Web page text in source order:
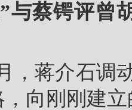
与蔡锷评曾
，蒋介石调
，向刚刚建